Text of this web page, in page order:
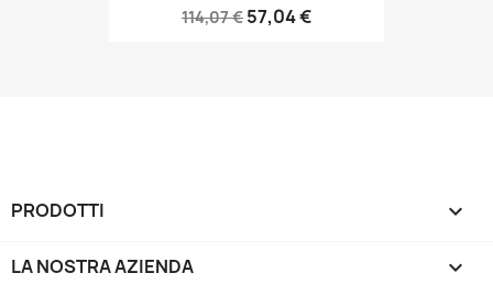
114,07 € 57,04 €
PRODOTTI 
LA NOSTRA AZIENDA 